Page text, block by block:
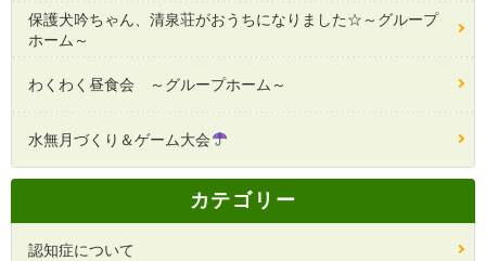
保護犬吟ちゃん、清泉荘がおうちになりました☆～グループ
ホーム～
わくわく昼食会 ～グループホーム～
水無月づくり＆ゲーム大会
カテゴリー
認知症について